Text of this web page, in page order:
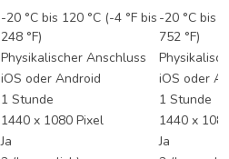
-20 °C bis 120 °C (-4 °F bis
248 °F)
-20 °C bis
752 °F)
Physikalischer Anschluss
iOS oder Android
iOS oder
1 Stunde
1 Stunde
1440 x 1080 Pixel
1440 x
Ja
Ja